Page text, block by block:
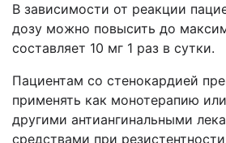
В зависимости от реакции
дозу можно повысить до
составляет 10 мг 1 раз в сутки.
Пациентам со стенокардией
применять как монотерапию
другими антиангинальными
средствами при